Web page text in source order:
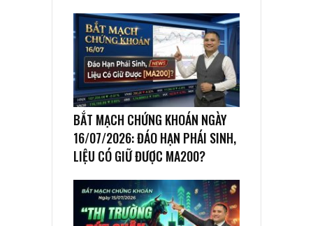
BẮT MẠCH CHỨNG KHOÁN NGÀY
16/07/2026: ĐÁO HẠN PHÁI SINH,
LIỆU CÓ GIỮ ĐƯỢC MA200?